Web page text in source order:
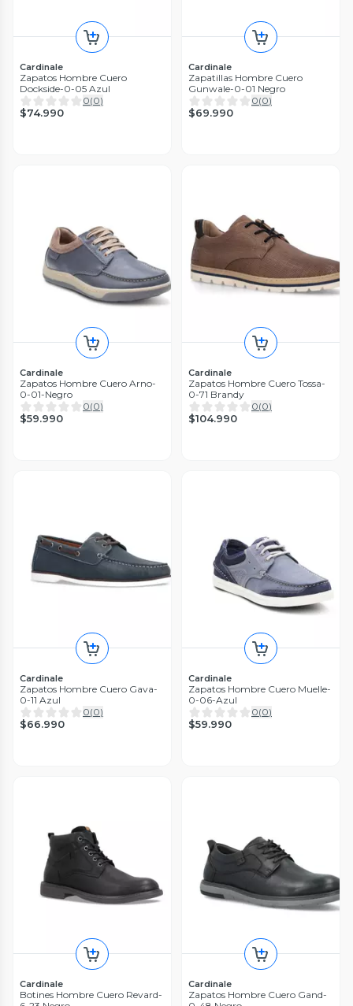
Cardinale
Zapatos Hombre Cuero
Dockside-0-05 Azul
0(0)
$74.990
Cardinale
Zapatillas Hombre Cuero
Gunwale-0-01 Negro
0(0)
$69.990
Cardinale
Zapatos Hombre Cuero Arno-
0-01-Negro
0(0)
$59.990
Cardinale
Zapatos Hombre Cuero Tossa-
0-71 Brandy
0(0)
$104.990
Cardinale
Zapatos Hombre Cuero Gava-
0-11 Azul
0(0)
$66.990
Cardinale
Zapatos Hombre Cuero Muelle-
0-06-Azul
0(0)
$59.990
Cardinale
Botines Hombre Cuero Revard-
Cardinale
Zapatos Hombre Cuero Gand-